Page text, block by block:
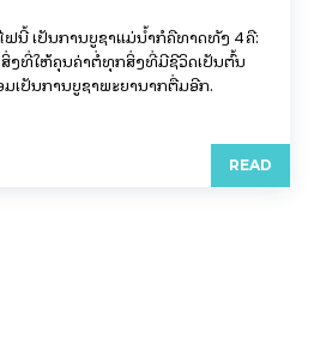
ນີ້ ເປັນການບູຊາແມ່ນໍ້າກໍຄືທາດທັງ 4 ຄື:
ສິ່ງທີ່ໃຫ້ຄຸນຄ່າຕໍ່ທຸກສິ່ງທີ່ມີຊີວິດເປັນຕົ້ນ
ເປັນການບູຊາພະຍານາກຕື່ມອີກ.
READ